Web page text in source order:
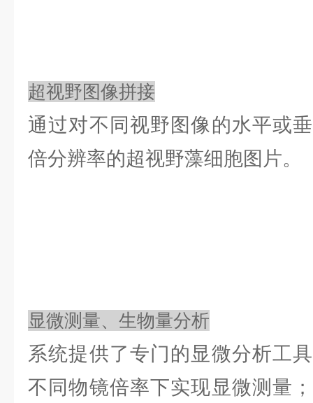
超视野图像拼接
通过对不同视野图像的水平或
倍分辨率的超视野藻细胞图片。
显微测量、生物量分析
系统提供了专门的显微分析工
不同物镜倍率下实现显微测量